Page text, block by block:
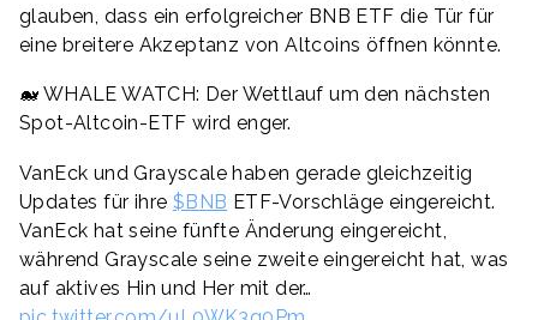
glauben, dass ein erfolgreicher BNB ETF die Tür für
eine breitere Akzeptanz von Altcoins öffnen könnte.
🐋 WHALE WATCH: Der Wettlauf um den nächsten
Spot-Altcoin-ETF wird enger.
VanEck und Grayscale haben gerade gleichzeitig
Updates für ihre $BNB ETF-Vorschläge eingereicht.
VanEck hat seine fünfte Änderung eingereicht,
während Grayscale seine zweite eingereicht hat, was
auf aktives Hin und Her mit der…